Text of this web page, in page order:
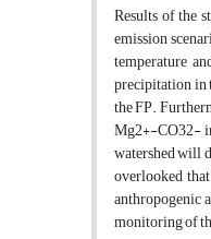
Results of the
emission
temperature
precipitation in
the FP.
Mg2+-CO32-
watershed will
overlooked
anthropogenic
monitoring of